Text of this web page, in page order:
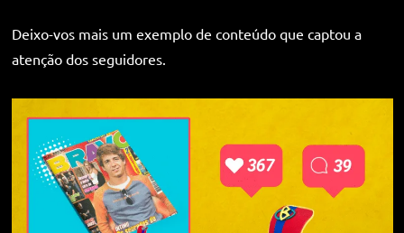
Deixo-vos mais um exemplo de conteúdo que captou a
atenção dos seguidores.